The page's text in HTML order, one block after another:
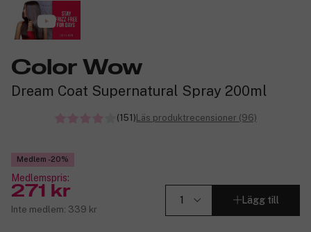
Color Wow
Dream Coat Supernatural Spray 200ml
(151) Läs produktrecensioner (96)
Medlem -20%
Medlemspris:
271 kr
Inte medlem: 339 kr
Lägg till